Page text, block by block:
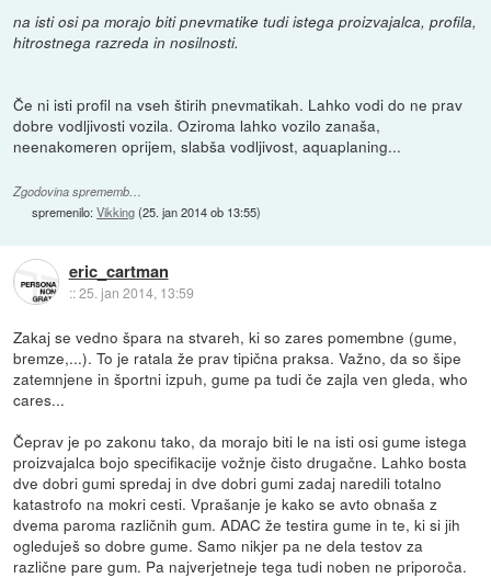
na isti osi pa morajo biti pnevmatike tudi istega proizvajalca, profila,
hitrostnega razreda in nosilnosti.
Če ni isti profil na vseh štirih pnevmatikah. Lahko vodi do ne prav
dobre vodljivosti vozila. Oziroma lahko vozilo zanaša,
neenakomeren oprijem, slabša vodljivost, aquaplaning...
Zgodovina sprememb…
spremenilo:Vikking(25. jan 2014 ob 13:55)
eric_cartman
::25. jan 2014, 13:59
Zakaj se vedno špara na stvareh, ki so zares pomembne (gume,
bremze,...). To je ratala že prav tipična praksa. Važno, da so šipe
zatemnjene in športni izpuh, gume pa tudi če zajla ven gleda, who
cares...
Čeprav je po zakonu tako, da morajo biti le na isti osi gume istega
proizvajalca bojo specifikacije vožnje čisto drugačne. Lahko bosta
dve dobri gumi spredaj in dve dobri gumi zadaj naredili totalno
katastrofo na mokri cesti. Vprašanje je kako se avto obnaša z
dvema paroma različnih gum. ADAC že testira gume in te, ki si jih
ogleduješ so dobre gume. Samo nikjer pa ne dela testov za
različne pare gum. Pa najverjetneje tega tudi noben ne priporoča.